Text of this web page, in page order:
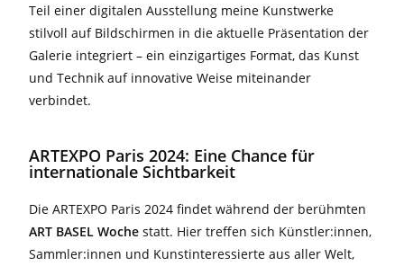
Teil einer digitalen Ausstellung meine Kunstwerke
stilvoll auf Bildschirmen in die aktuelle Präsentation der
Galerie integriert – ein einzigartiges Format, das Kunst
und Technik auf innovative Weise miteinander
verbindet.
ARTEXPO Paris 2024: Eine Chance für
internationale Sichtbarkeit
Die ARTEXPO Paris 2024 findet während der berühmten
ART BASEL Wochestatt. Hier treffen sich Künstler:innen,
Sammler:innen und Kunstinteressierte aus aller Welt,